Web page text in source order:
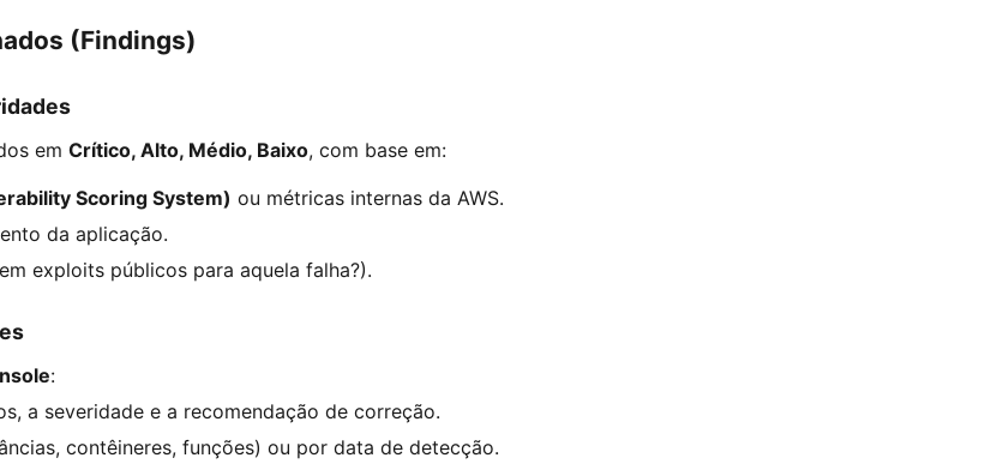
(Findings)
em Crítico, Alto, Médio, Baixo, com base em:
Scoring System) ou métricas internas da AWS.
da aplicação.
exploits públicos para aquela falha?).
:
a severidade e a recomendação de correção.
contêineres, funções) ou por data de detecção.